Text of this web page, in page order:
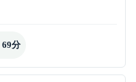
69分